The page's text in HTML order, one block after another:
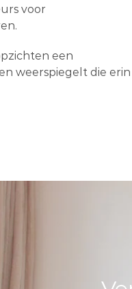
voor
een
weerspiegelt die erin